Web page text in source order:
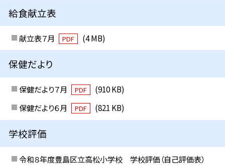
給食献立表
献立表７月 PDF (4 MB)
保健だより
保健だより７月 PDF
(910 KB)
保健だより６月
PDF (821 KB)
学校評価
令和８年度豊島区立高松小学校 学校評価（自己評価表）